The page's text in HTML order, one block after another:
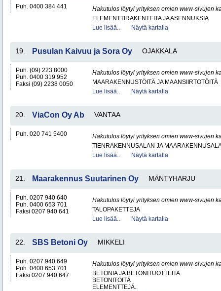
Puh. 0400 384 441
Hakutulos löytyi yrityksen omien www-sivujen
ELEMENTTIRAKENTEITA JA ASENNUKSIA
Lue lisää..
Näytä kartalla
19. Pusulan Kaivuu ja Sora Oy OJAKKALA
Puh. (09) 223 8000
Puh. 0400 319 952
Faksi (09) 2238 0050
Hakutulos löytyi yrityksen omien www-sivujen
MAARAKENNUSTÖITÄ JA MAANSIIRTOTÖITÄ
Lue lisää..
Näytä kartalla
20. ViaCon Oy Ab VANTAA
Puh. 020 741 5400
Hakutulos löytyi yrityksen omien www-sivujen
TIENRAKENNUSALAN JA
Lue lisää..
Näytä kartalla
21. Maarakennus Suutarinen Oy MÄNTYHARJU
Puh. 0207 940 640
Puh. 0400 653 701
Faksi 0207 940 641
Hakutulos löytyi yrityksen omien www-sivujen
TALOPAKETTEJA
Lue lisää..
Näytä kartalla
22. SBS Betoni Oy MIKKELI
Puh. 0207 940 649
Puh. 0400 653 701
Faksi 0207 940 647
Hakutulos löytyi yrityksen omien www-sivujen
BETONIA JA BETONITUOTTEITA
BETONITÖITÄ
ELEMENTTEJÄ..